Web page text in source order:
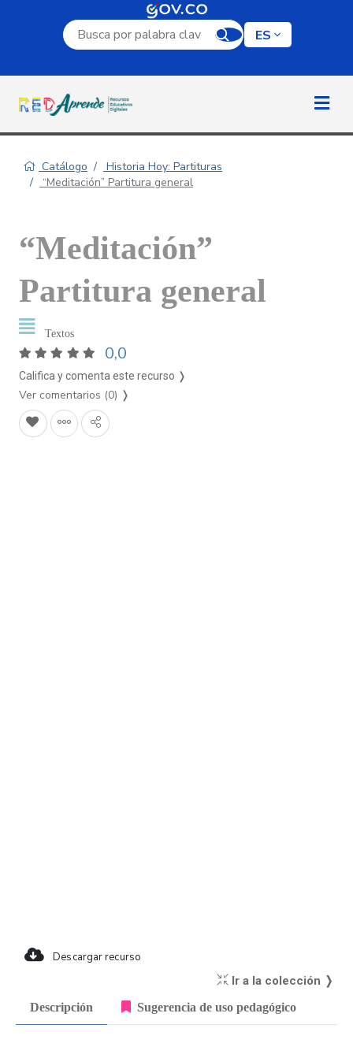
Campo de búsqueda por palabra clave
ES
Catálogo
Historia Hoy: Partituras
“Meditación” Partitura general
“Meditación”
Partitura general
Textos
0,0
Califica y comenta este recurso ❭
Ver comentarios (0) ❭
Descargar recurso
Ir a la colección ❭
Descripción Sugerencia de uso pedagógico